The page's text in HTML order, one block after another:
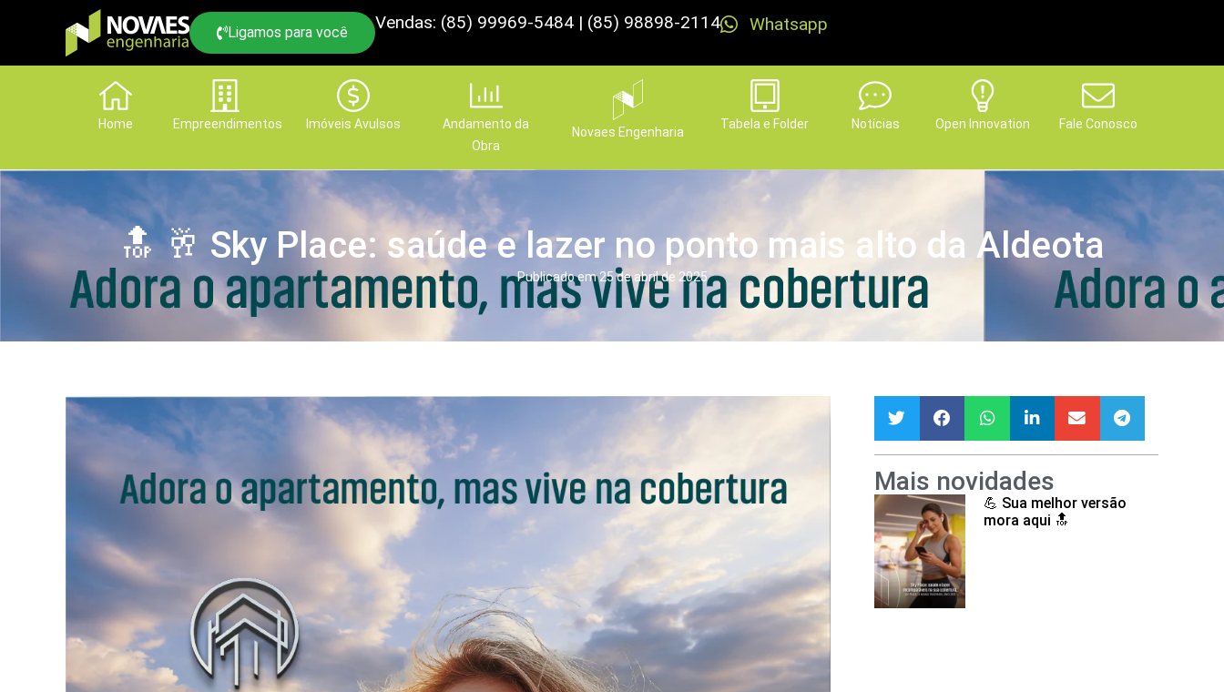
Ligamos para você Vendas: (85) 99969-5484 | (85) 98898-2114 Whatsapp
Home Empreendimentos Imóveis Avulsos
Andamento da
Obra
Novaes Engenharia
Tabela e Folder Notícias Open Innovation Fale Conosco
🔝 🥂 Sky Place: saúde e lazer no ponto mais alto da Aldeota
Publicado em 25 de abril de 2025
Mais novidades
💪 Sua melhor versão
mora aqui 🔝